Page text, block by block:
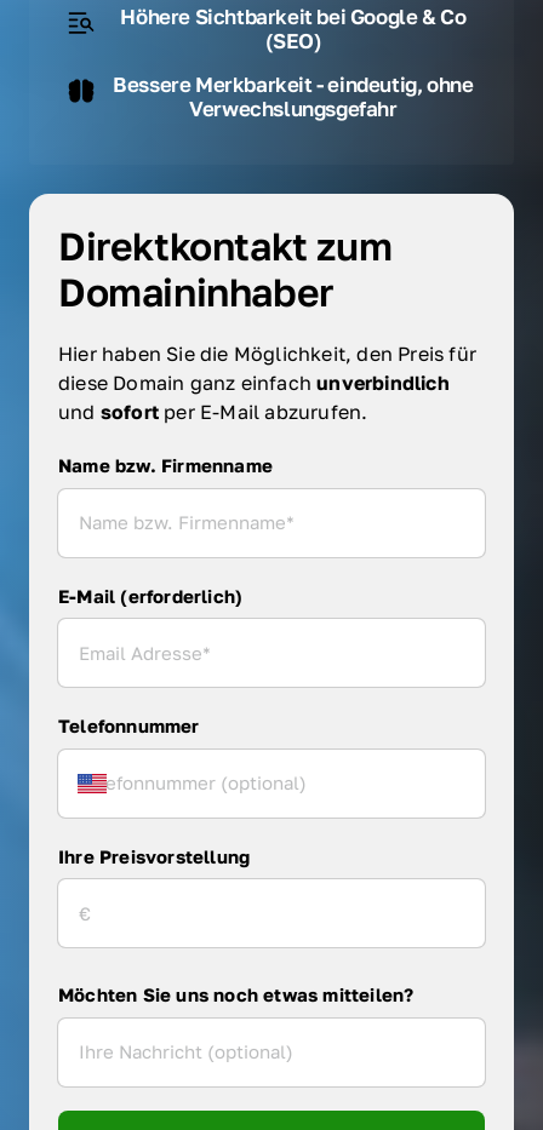
Höhere Sichtbarkeit bei Google & Co
(SEO)
Bessere Merkbarkeit - eindeutig, ohne
Verwechslungsgefahr
Direktkontakt zum
Domaininhaber
Hier haben Sie die Möglichkeit, den Preis für
diese Domain ganz einfach
und sofort per E-Mail abzurufen.
Name bzw. Firmenname
Name bzw. Firmenname
E-Mail (erforderlich)
Telefonnummer
Ihre Preisvorstellung
Möchten Sie uns noch etwas mitteilen?